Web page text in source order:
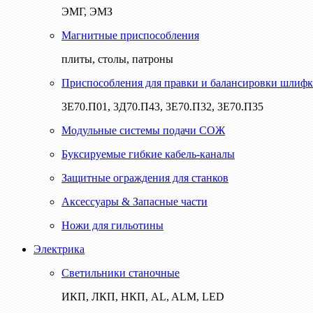
ЭМГ, ЭМЗ
Магнитные приспособления
плиты, столы, патроны
Приспособления для правки и балансировки
3Е70.П01, 3Д70.П43, 3Е70.П32, 3Е70.П35
Модульные системы подачи СОЖ
Буксируемые гибкие кабель-каналы
Защитные ограждения для станков
Аксессуары & Запасные части
Ножи для гильотины
Электрика
Светильники станочные
ИКП, ЛКП, НКП, AL, ALM, LED